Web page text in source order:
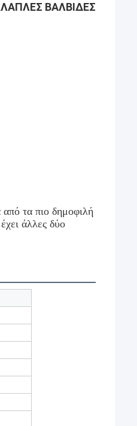
ΒΑΛΒΊΔΕΣ
από τα πιο δημοφιλή
άλλες δύο